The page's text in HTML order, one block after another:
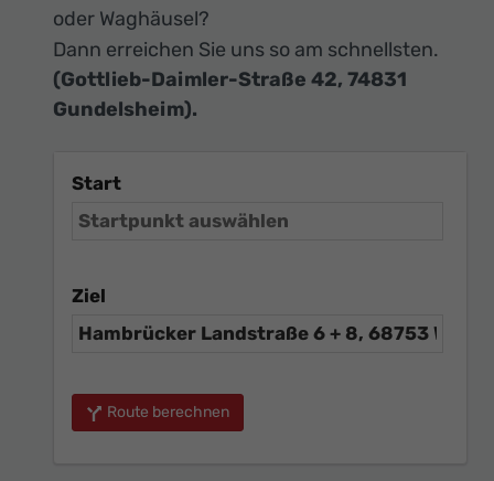
oder Waghäusel?
Dann erreichen Sie uns so am schnellsten.
(Gottlieb-Daimler-Straße 42, 74831
Gundelsheim).
Start
Ziel
Route berechnen